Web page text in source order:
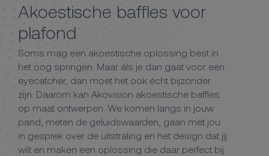
Akoestische baffles voor
plafond
Soms mag een akoestische oplossing best in
het oog springen. Maar áls je dan gaat voor een
eyecatcher, dan moet het ook écht bijzonder
zijn. Daarom kan Akovision akoestische baffles
op maat ontwerpen. We komen langs in jouw
pand, meten de geluidswaarden, gaan met jou
in gesprek over de uitstraling en het design dat jij
wilt en maken een oplossing die daar perfect bij